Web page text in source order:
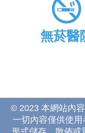
無菸醫
© 2023 本網站內
一切內容僅供使